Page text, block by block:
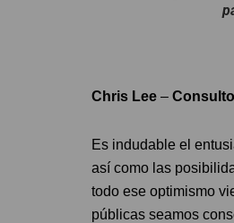
Chris Lee –
Es indudable el
así como las
todo ese optimismo
públicas seamos